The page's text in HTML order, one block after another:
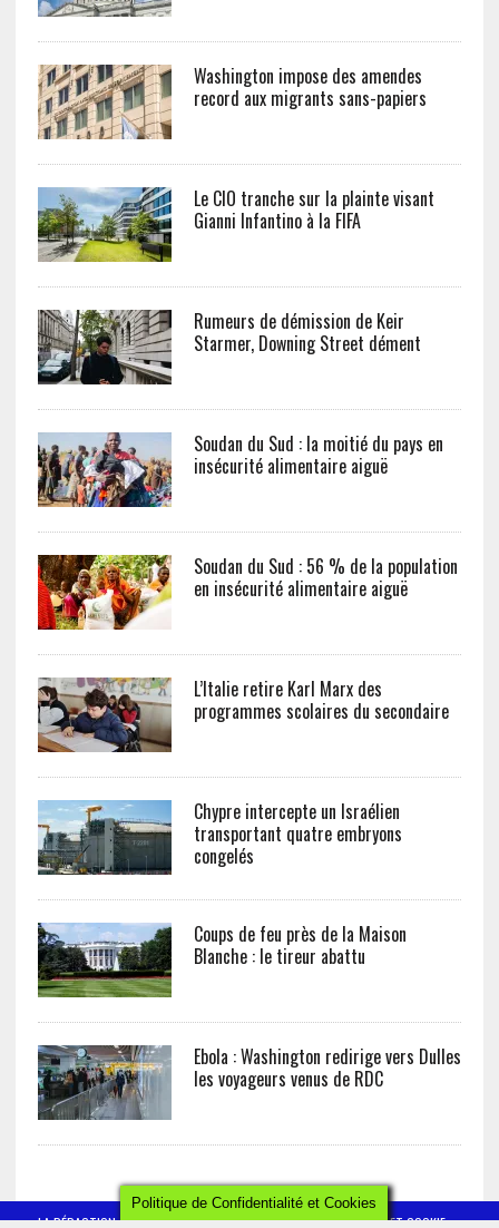
Washington impose des amendes
record aux migrants sans-papiers
Le CIO tranche sur la plainte visant
Gianni Infantino à la FIFA
Rumeurs de démission de Keir
Starmer, Downing Street dément
Soudan du Sud : la moitié du pays en
insécurité alimentaire aiguë
Soudan du Sud : 56 % de la population
en insécurité alimentaire aiguë
L’Italie retire Karl Marx des
programmes scolaires du secondaire
Chypre intercepte un Israélien
transportant quatre embryons
congelés
Coups de feu près de la Maison
Blanche : le tireur abattu
Ebola : Washington redirige vers Dulles
les voyageurs venus de RDC
LA RÉDACTION CONTACT POLITIQUE DE CONFIDENTIALITÉ ET COOKIE
Politique de Confidentialité et Cookies